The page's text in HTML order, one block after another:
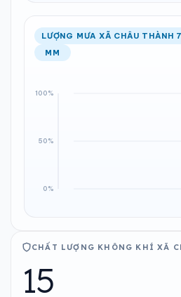
LƯỢNG MƯA XÃ CHÂU THÀNH
MM
CHẤT LƯỢNG KHÔNG KHÍ XÃ
15